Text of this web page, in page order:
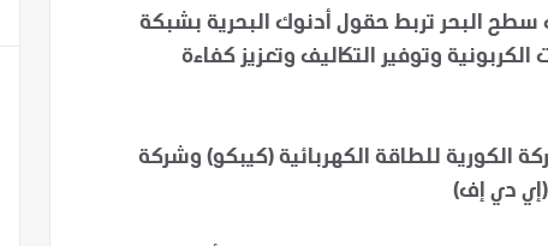
البحر تربط حقول أدنوك البحرية بشبكة
وتوفير التكاليف وتعزيز كفاءة
من الشركة الكورية للطاقة الكهربائية (كيبكو) وشركة
(إي دي إف)